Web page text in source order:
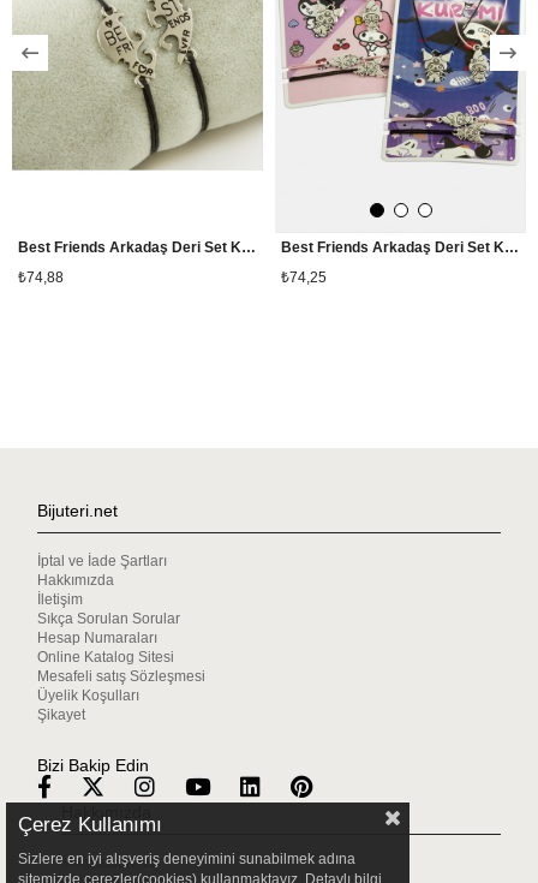
Best Friends Arkadaş Deri Set Kolye
₺74,88
Best Friends Arkadaş Deri Set Kolye
₺74,25
Bijuteri.net
İptal ve İade Şartları
Hakkımızda
İletişim
Sıkça Sorulan Sorular
Hesap Numaraları
Online Katalog Sitesi
Mesafeli satış Sözleşmesi
Üyelik Koşulları
Şikayet
Bizi Bakip Edin
Mağazalarımız
Çerez Kullanımı
Sizlere en iyi alışveriş deneyimini sunabilmek adına
sitemizde çerezler(cookies) kullanmaktayız. Detaylı bilgi